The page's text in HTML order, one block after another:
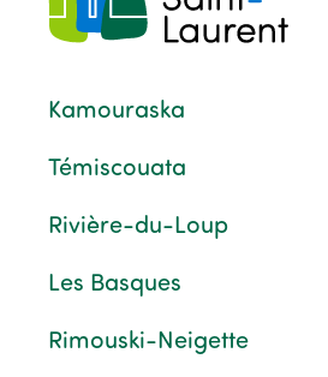
Kamouraska
Témiscouata
Rivière-du-Loup
Les Basques
Rimouski-Neigette